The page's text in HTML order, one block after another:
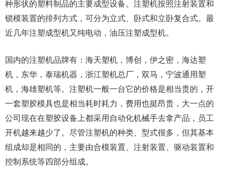
种形状的塑料制品的主要成型设备。注塑机按照注射装置和
锁模装置的排列方式，可分为立式、卧式和立卧复合式。最
近几年注塑成型机又纯电动，油压注塑成型机。
国内的注塑机品牌有：海天塑机，博创，伊之密，海达塑
机，东华，泰瑞机器，浙江塑机总厂，双马，宁波通用塑
机，海雄塑机等。注塑机一般一台它的价格是相当贵的，开
一套塑胶模具也是相当耗时耗力，费用也挺昂贵，大一点的
公司现在在塑胶设备上都采用自动化机械手去拿产品，员工
开机越来越少了。尽管注塑机的种类、型式很多，但其基本
组成却是相同的，主要由合模装置、注射装置、驱动装置和
控制系统等四部分组成。